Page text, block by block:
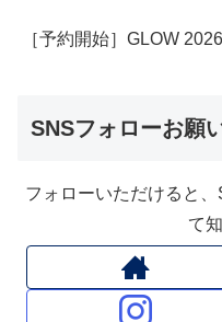
［予約開始］GLOW
SNSフォローお願
フォローいただけると
て